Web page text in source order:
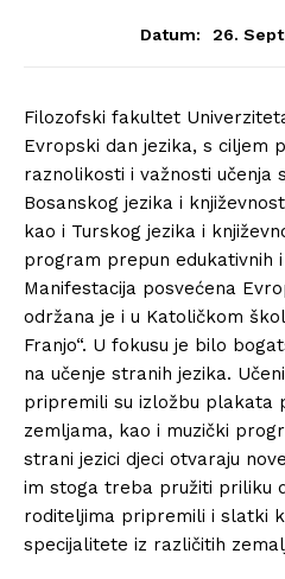
Datum: 26.
Filozofski fakultet
Evropski dan jezika, s ciljem
raznolikosti i važnosti učenja
Bosanskog jezika i
kao i Turskog jezika i
program prepun edukativnih
Manifestacija posvećena
održana je i u Katoličkom
Franjo“. U fokusu je bilo
na učenje stranih jezika.
pripremili su izložbu plakata
zemljama, kao i muzički
strani jezici djeci otvaraju
im stoga treba pružiti priliku
roditeljima pripremili i slatki
specijalitete iz različitih